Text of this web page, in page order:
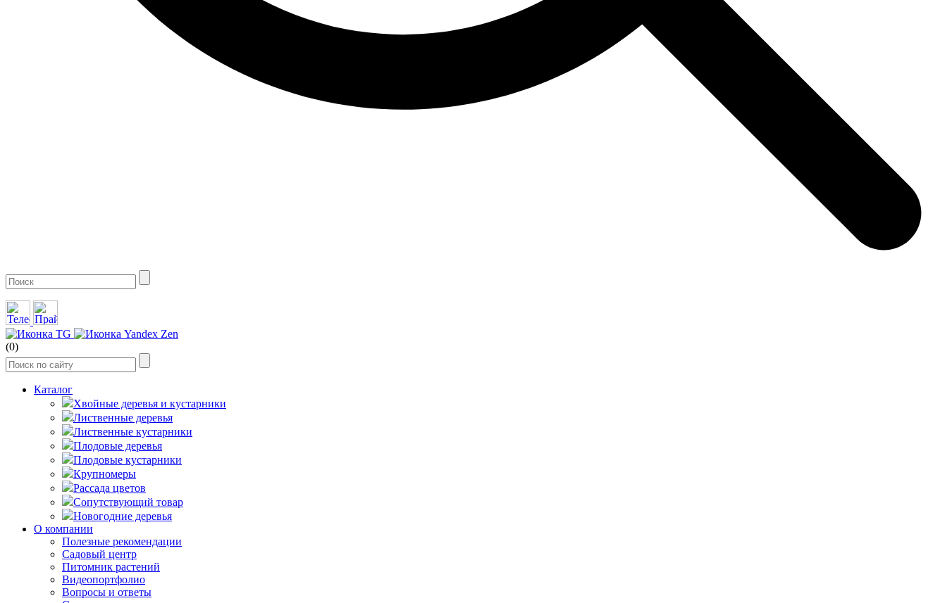
(0)
Каталог
Хвойные деревья и кустарники
Лиственные деревья
Лиственные кустарники
Плодовые деревья
Плодовые кустарники
Крупномеры
Рассада цветов
Сопутствующий товар
Новогодние деревья
О компании
Полезные рекомендации
Садовый центр
Питомник растений
Видеопортфолио
Вопросы и ответы